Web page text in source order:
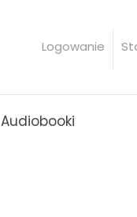
Logowanie
Audiobooki